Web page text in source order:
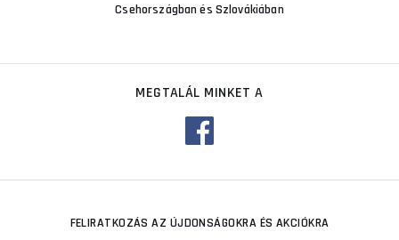
Csehországban és Szlovákiában
MEGTALÁL MINKET A
FELIRATKOZÁS AZ ÚJDONSÁGOKRA ÉS AKCIÓKRA